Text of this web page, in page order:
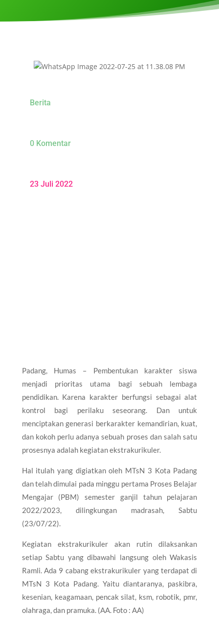
Berita
0 Komentar
23 Juli 2022
Padang, Humas – Pembentukan karakter siswa
menjadi prioritas utama bagi sebuah lembaga
pendidikan. Karena karakter berfungsi sebagai alat
kontrol bagi perilaku seseorang. Dan untuk
menciptakan generasi berkarakter kemandirian, kuat,
dan kokoh perlu adanya sebuah proses dan salah satu
prosesnya adalah kegiatan ekstrakurikuler.
Hal itulah yang digiatkan oleh MTsN 3 Kota Padang
dan telah dimulai pada minggu pertama Proses Belajar
Mengajar (PBM) semester ganjil tahun pelajaran
2022/2023, dilingkungan madrasah, Sabtu
(23/07/22).
Kegiatan ekstrakurikuler akan rutin dilaksankan
setiap Sabtu yang dibawahi langsung oleh Wakasis
Ramli. Ada 9 cabang ekstrakurikuler yang terdapat di
MTsN 3 Kota Padang. Yaitu diantaranya, paskibra,
kesenian, keagamaan, pencak silat, ksm, robotik, pmr,
olahraga, dan pramuka. (AA. Foto : AA)